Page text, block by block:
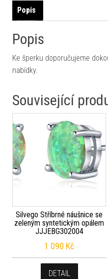
Popis
Popis
Ke šperku doporučujeme
nabídky.
Související
Silvego Stříbrné náušnice se
zeleným syntetickým opálem
JJJEBG302004
1 090 Kč
DETAIL